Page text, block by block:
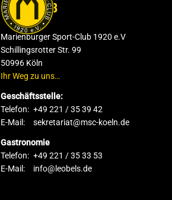
DER CLUB
Marienburger Sport-Club 1920 e.V
Schillingsrotter Str. 99
50996 Köln
Ihr Weg zu uns…
Geschäftsstelle:
Telefon: +49 221 / 35 39 42
E-Mail:
sekretariat@msc-koeln.de
Gastronomie
Telefon: +49 221 / 35 33 53
E-Mail:
info@leobels.de